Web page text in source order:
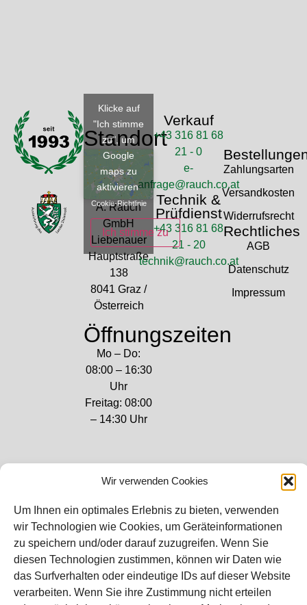
Wir verwenden Cookies
Um Ihnen ein optimales Erlebnis zu bieten, verwenden
wir Technologien wie Cookies, um Geräteinformationen
zu speichern und/oder darauf zuzugreifen. Wenn Sie
diesen Technologien zustimmen, können wir Daten wie
das Surfverhalten oder eindeutige IDs auf dieser Website
verarbeiten. Wenn Sie ihre Zustimmung nicht erteilen
Standort
Klicke auf
"Ich stimme
zu", um
Google
maps zu
aktivieren
Cookie-Richtlinie
Ich stimme zu
A. Rauch
GmbH
Liebenauer
Hauptstraße
138
8041 Graz /
Österreich
Öffnungszeiten
Mo – Do:
08:00 – 16:30
Uhr
Freitag: 08:00
– 14:30 Uhr
Verkauf
+43 316 81 68
21 - 0
e-
anfrage@rauch.co.at
Technik &
Prüfdienst
+43 316 81 68
21 - 20
technik@rauch.co.at
Zahlungsarten
Versandkosten
Widerrufsrecht
Rechtliches
AGB
Datenschutz
Impressum
Bei diesem Webshop handelt es sich um
einen B2B-Webshop
RAUCH – Ihr Experte aus Österreich für Waagen,
Eich- & Kalibrierservice, Sprühnebel-
Zerstäubungstechnik und Lebensmittelmaschinen.
Sämtliche Angebote der A. Rauch GmbH richten sich